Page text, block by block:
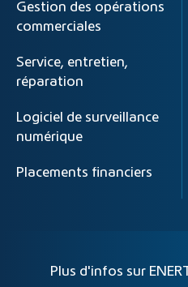
Gestion des opérations
commerciales
Service, entretien,
réparation
Logiciel de surveillance
numérique
Placements financiers
Plus d'infos sur